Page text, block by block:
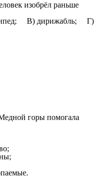
изобрёл раньше
В) дирижабль; Г)
горы помогала